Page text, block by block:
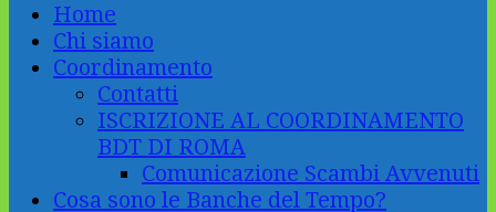
Home
Chi siamo
Coordinamento
Contatti
ISCRIZIONE AL COORDINAMENTO
BDT DI ROMA
Comunicazione Scambi Avvenuti
Cosa sono le Banche del Tempo?